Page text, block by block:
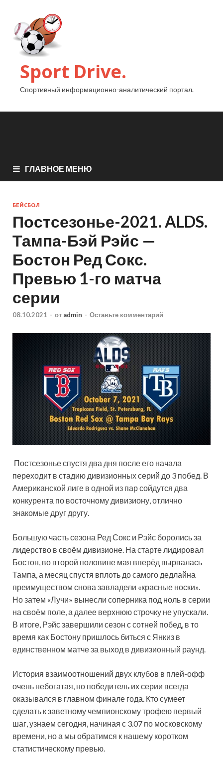
Sport Drive.
Спортивный информационно-аналитический портал.
ГЛАВНОЕ МЕНЮ
БЕЙСБОЛ
Постсезонье-2021. ALDS.
Тампа-Бэй Рэйс —
Бостон Ред Сокс.
Превью 1-го матча
серии
08.10.2021 - от admin - Оставьте комментарий
Постсезонье спустя два дня после его начала
переходит в стадию дивизионных серий до 3 побед. В
Американской лиге в одной из пар сойдутся два
конкурента по восточному дивизиону, отлично
знакомые друг другу.
Большую часть сезона Ред Сокс и Рэйс боролись за
лидерство в своём дивизионе. На старте лидировал
Бостон, во второй половине мая вперёд вырвалась
Тампа, а месяц спустя вплоть до самого дедлайна
преимуществом снова завладели «красные носки».
Но затем «Лучи» вынесли соперника под ноль в серии
на своём поле, а далее верхнюю строчку не упускали.
В итоге, Рэйс завершили сезон с сотней побед, в то
время как Бостону пришлось биться с Янкиз в
единственном матче за выход в дивизионный раунд.
История взаимоотношений двух клубов в плей-офф
очень небогатая, но победитель их серии всегда
оказывался в главном финале года. Кто сумеет
сделать к заветному чемпионскому трофею первый
шаг, узнаем сегодня, начиная с 3.07 по московскому
времени, но а мы обратимся к нашему коротком
статистическому превью.